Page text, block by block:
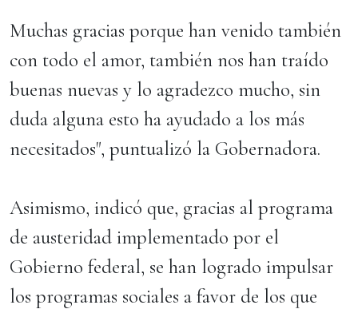
Muchas gracias porque han venido también
con todo el amor, también nos han traído
buenas nuevas y lo agradezco mucho, sin
duda alguna esto ha ayudado a los más
necesitados", puntualizó la Gobernadora.
Asimismo, indicó que, gracias al programa
de austeridad implementado por el
Gobierno federal, se han logrado impulsar
los programas sociales a favor de los que